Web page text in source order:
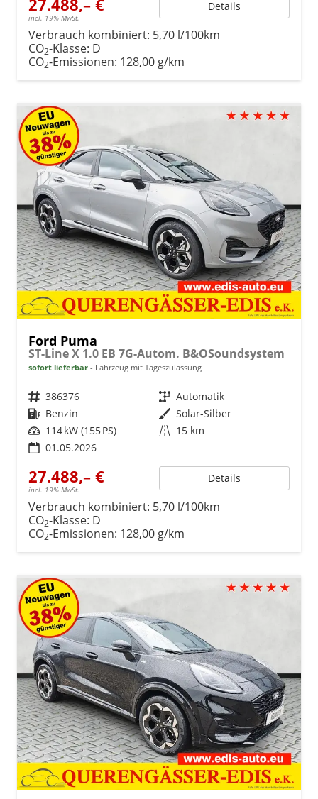
incl. 19% MwSt.
Details
Verbrauch kombiniert: 5,70 l/100km
CO2-Klasse: D
CO2-Emissionen: 128,00 g/km
Ford Puma
ST-Line X 1.0 EB 7G-Autom. B&OSoundsystem
sofort lieferbar Fahrzeug mit Tageszulassung
Fahrzeugnr. 386376 Getriebe Automatik
Kraftstoff Benzin Außenfarbe Solar-Silber
Leistung 114 kW (155 PS) Kilometerstand 15 km
01.05.2026
27.488,– €
incl. 19% MwSt.
Details
Verbrauch kombiniert: 5,70 l/100km
CO2-Klasse: D
CO2-Emissionen: 128,00 g/km